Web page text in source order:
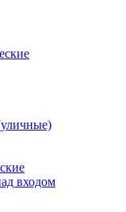
входом